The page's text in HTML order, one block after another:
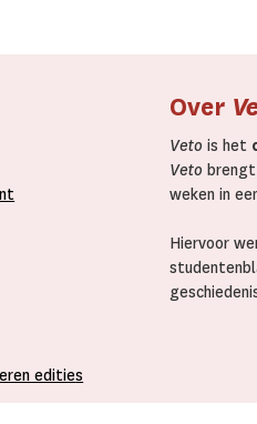
edities
Over
Veto is het
Veto
weken in
Hiervoor